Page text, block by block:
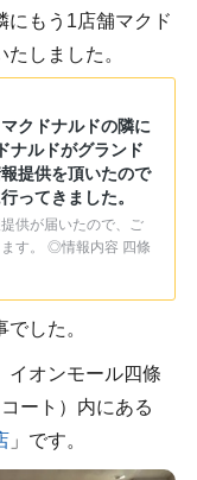
にもう1店舗マクド
しました。
マクドナルドの隣に
ナルドがグランド
提供を頂いたので
ってきました。
供が届いたので、ご
す。 ◎情報内容 四條
した。
イオンモール四條
ート）内にある
」です。